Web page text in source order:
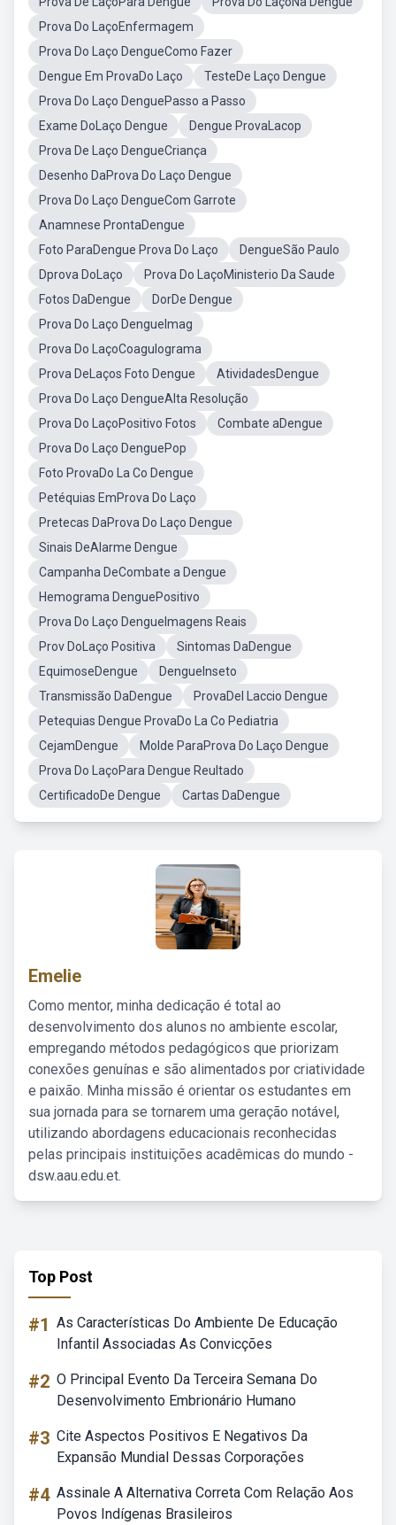
Prova Do LaçoEnfermagem
Prova Do Laço DengueComo Fazer
Dengue Em ProvaDo Laço
TesteDe Laço Dengue
Prova Do Laço DenguePasso a Passo
Exame DoLaço Dengue
Dengue ProvaLacop
Prova De Laço DengueCriança
Desenho DaProva Do Laço Dengue
Prova Do Laço DengueCom Garrote
Anamnese ProntaDengue
Foto ParaDengue Prova Do Laço
DengueSão Paulo
Dprova DoLaço
Prova Do LaçoMinisterio Da Saude
Fotos DaDengue
DorDe Dengue
Prova Do Laço DengueImag
Prova Do LaçoCoagulograma
Prova DeLaços Foto Dengue
AtividadesDengue
Prova Do Laço DengueAlta Resolução
Prova Do LaçoPositivo Fotos
Combate aDengue
Prova Do Laço DenguePop
Foto ProvaDo La Co Dengue
Petéquias EmProva Do Laço
Pretecas DaProva Do Laço Dengue
Sinais DeAlarme Dengue
Campanha DeCombate a Dengue
Hemograma DenguePositivo
Prova Do Laço DengueImagens Reais
Prov DoLaço Positiva
Sintomas DaDengue
EquimoseDengue
DengueInseto
Transmissão DaDengue
ProvaDel Laccio Dengue
Petequias Dengue ProvaDo La Co Pediatria
CejamDengue
Molde ParaProva Do Laço Dengue
Prova Do LaçoPara Dengue Reultado
CertificadoDe Dengue
Cartas DaDengue
Emelie
Como mentor, minha dedicação é total ao
desenvolvimento dos alunos no ambiente escolar,
empregando métodos pedagógicos que priorizam
conexões genuínas e são alimentados por criatividade
e paixão. Minha missão é orientar os estudantes em
sua jornada para se tornarem uma geração notável,
utilizando abordagens educacionais reconhecidas
pelas principais instituições acadêmicas do mundo -
dsw.aau.edu.et.
Top Post
#1 As Características Do Ambiente De Educação
Infantil Associadas As Convicções
#2 O Principal Evento Da Terceira Semana Do
Desenvolvimento Embrionário Humano
#3 Cite Aspectos Positivos E Negativos Da
Expansão Mundial Dessas Corporações
#4 Assinale A Alternativa Correta Com Relação Aos
Povos Indígenas Brasileiros